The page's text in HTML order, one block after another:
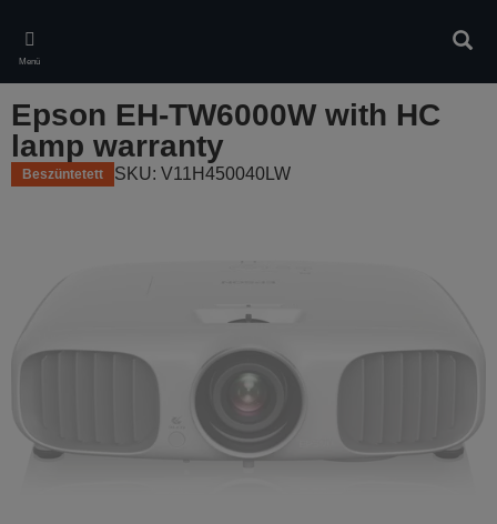
main
content
Menü
Epson EH-TW6000W with HC
lamp warranty
Beszüntetett SKU: V11H450040LW